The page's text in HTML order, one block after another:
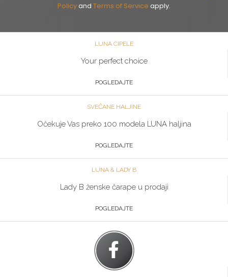
Policyand Terms of Service apply.
LUNA CIPELE
Your perfect choice
POGLEDAJTE
SVEČANE HALJINE
Očekuje Vas preko 100 modela LUNA haljina
POGLEDAJTE
LUNA & LADY B
Lady B ženske čarape u prodaji
POGLEDAJTE